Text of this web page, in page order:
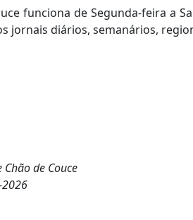
funciona de Segunda-feira a
jornais diários, semanários,
Chão de Couce